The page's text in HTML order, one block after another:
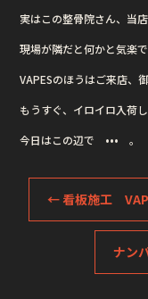
実はこの整骨院さん、当
現場が隣だと何かと気楽
VAPESのほうはご来店、
もうすぐ、イロイロ入荷
今日はこの辺で ••• 。
← 看板施工
ナン